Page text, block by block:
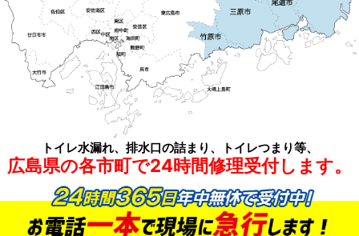
トイレ水漏れ、排水口の詰まり、トイレつまり等、
広島県の各市町で24時間修理受付します。